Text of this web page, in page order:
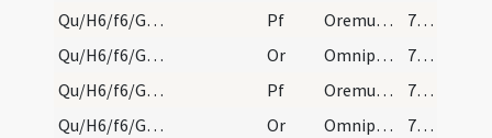
Qu/H6/f6/Good Friday/sollemn intercessions/5
Pf Oremus et pro catechumenis nostris
795 (192)
Qu/H6/f6/Good Friday/sollemn intercessions/6
Or Omnipotens sempiterne Deus qui Ecclesiam tuam
795 (192)
Qu/H6/f6/Good Friday/sollemn intercessions/6
Pf Oremus dilectissimi nobis Deum Patrem
795 (192)
Qu/H6/f6/Good Friday/sollemn intercessions/7
Or Omnipotens sempiterne Deus maestorum consolatio
796 (193)